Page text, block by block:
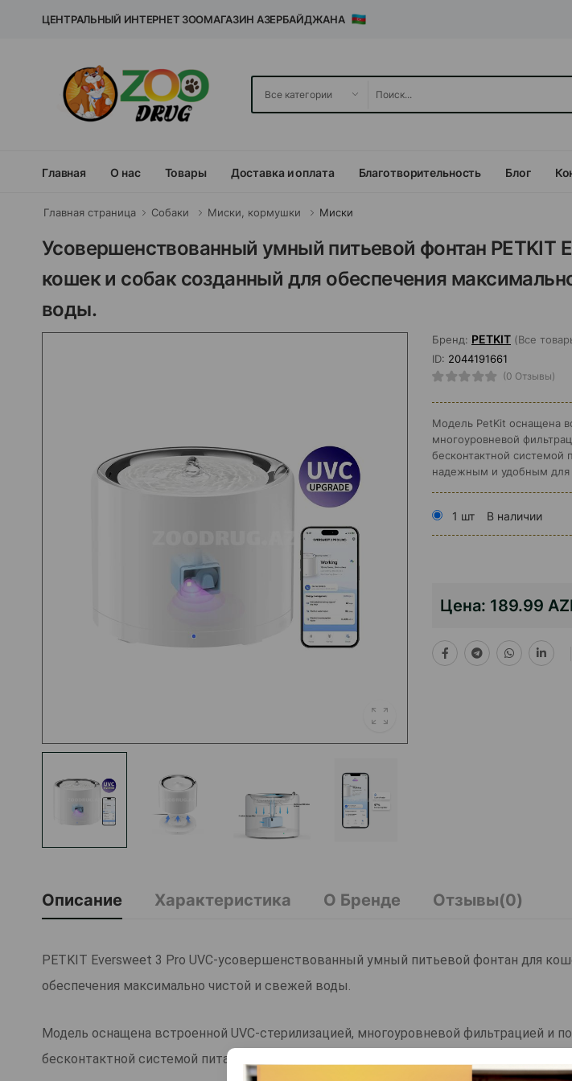
ЦЕНТРАЛЬНЫЙ ИНТЕРНЕТ ЗООМАГАЗИН АЗЕРБАЙДЖАНА
Главная О нас Товары Доставка и оплата Благотворительность Блог
Главная страница Собаки Миски, кормушки Миски
Усовершенствованный умный питьевой фонтан PETKIT
кошек и собак созданный для обеспечения
воды.
Бренд: PETKIT (Все
ID: 2044191661
(0 Отзывы)
Модель PetKit оснащена
многоуровневой
бесконтактной системой
надежным и удобным для
1 шт В наличии
Цена: 189.99
Описание Характеристика О Бренде Отзывы(0)
PETKIT Eversweet 3 Pro UVC-усовершенствованный умный питьевой фонтан для
обеспечения максимально чистой и свежей воды.
Модель оснащена встроенной UVC-стерилизацией, многоуровневой фильтрацией и
бесконтактной системой питания, что делает устройство надежным и удобным для